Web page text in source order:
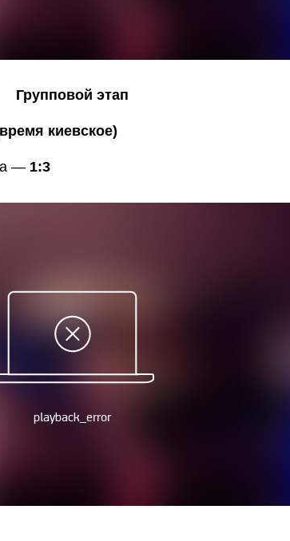
Групповой этап
киевское)
— 1:3